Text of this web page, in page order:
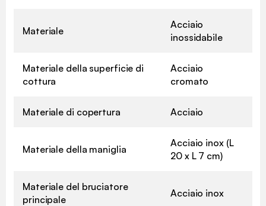
Materiale
Acciaio
inossidabile
Materiale della superficie di
cottura
Acciaio
cromato
Materiale di copertura Acciaio
Materiale della maniglia
Acciaio inox (L
20 x L 7 cm)
Materiale del bruciatore
principale
Acciaio inox